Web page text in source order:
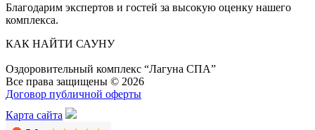
Благодарим экспертов и гостей за высокую оценку нашего
комплекса.
КАК НАЙТИ САУНУ
Оздоровительный комплекс “Лагуна СПА”
Все права защищены © 2026
Договор публичной оферты
Карта сайта